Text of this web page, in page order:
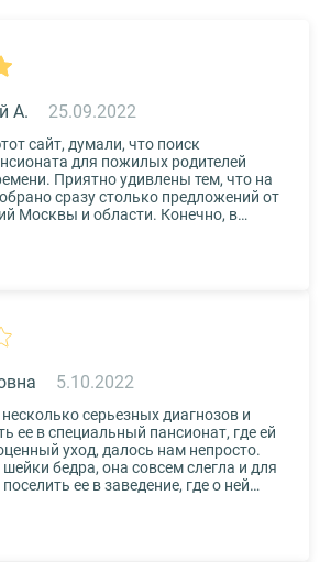
25.09.2022
А.
сайт, думали, что поиск
для пожилых родителей
Приятно удивлены тем, что на
сразу столько предложений от
Москвы и области. Конечно, в
по месту расположения –
пансионат находился недалеко от
на наиболее подходящем
5.10.2022
серьезных диагнозов и
ее в специальный пансионат, где ей
уход, далось нам непросто.
бедра, она совсем слегла и для
ее в заведение, где о ней
круглосуточно. Остановили выбор
центре Медвежьи Озера